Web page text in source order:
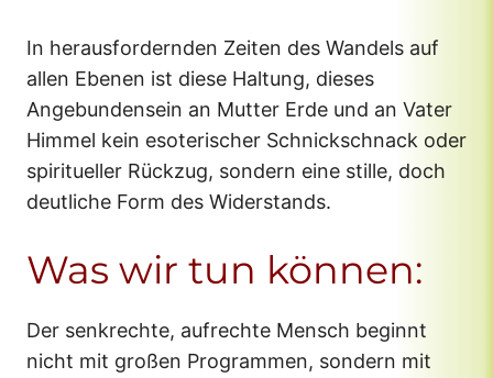
In herausfordernden Zeiten des Wandels auf
allen Ebenen ist diese Haltung, dieses
Angebundensein an Mutter Erde und an Vater
Himmel kein esoterischer Schnickschnack oder
spiritueller Rückzug, sondern eine stille, doch
deutliche Form des Widerstands.
Was wir tun können:
Der senkrechte, aufrechte Mensch beginnt
nicht mit großen Programmen, sondern mit